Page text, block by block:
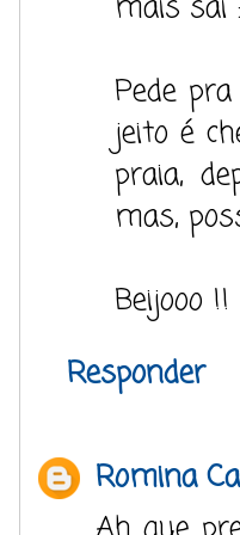
Pede
jeito é
praia,
mas,
Beijooo !!
Responder
Romina